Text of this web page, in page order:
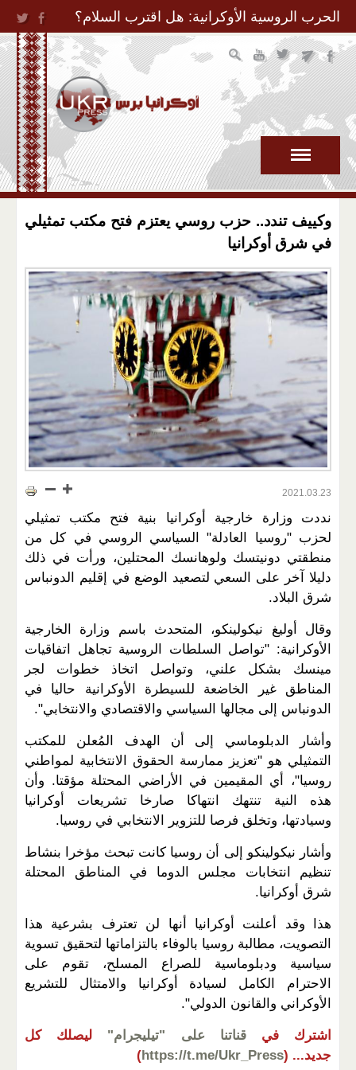
Jump to Navigation
الحرب الروسية الأوكرانية: هل اقترب السلام؟
وكييف تندد.. حزب روسي يعتزم فتح مكتب تمثيلي
في شرق أوكرانيا
2021.03.23
نددت وزارة خارجية أوكرانيا بنية فتح مكتب تمثيلي
لحزب "روسيا العادلة" السياسي الروسي في كل من
منطقتي دونيتسك ولوهانسك المحتلين، ورأت في ذلك
دليلا آخر على السعي لتصعيد الوضع في إقليم الدونباس
شرق البلاد.
وقال أوليغ نيكولينكو، المتحدث باسم وزارة الخارجية
الأوكرانية: "تواصل السلطات الروسية تجاهل اتفاقيات
مينسك بشكل علني، وتواصل اتخاذ خطوات لجر
المناطق غير الخاضعة للسيطرة الأوكرانية حاليا في
الدونباس إلى مجالها السياسي والاقتصادي والانتخابي".
وأشار الدبلوماسي إلى أن الهدف المُعلن للمكتب
التمثيلي هو "تعزيز ممارسة الحقوق الانتخابية لمواطني
روسيا"، أي المقيمين في الأراضي المحتلة مؤقتا. وأن
هذه النية تنتهك انتهاكا صارخا تشريعات أوكرانيا
وسيادتها، وتخلق فرصا للتزوير الانتخابي في روسيا.
وأشار نيكولينكو إلى أن روسيا كانت تبحث مؤخرا بنشاط
تنظيم انتخابات مجلس الدوما في المناطق المحتلة
شرق أوكرانيا.
هذا وقد أعلنت أوكرانيا أنها لن تعترف بشرعية هذا
التصويت، مطالبة روسيا بالوفاء بالتزاماتها لتحقيق تسوية
سياسية ودبلوماسية للصراع المسلح، تقوم على
الاحترام الكامل لسيادة أوكرانيا والامتثال للتشريع
الأوكراني والقانون الدولي".
اشترك في قناتنا على "تيليجرام"
ليصلك كل
جديد... (
https://t.me/Ukr_Press
)